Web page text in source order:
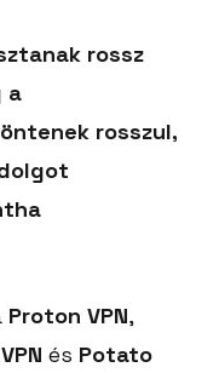
rossz
a
rosszul,
Proton VPN,
és Potato